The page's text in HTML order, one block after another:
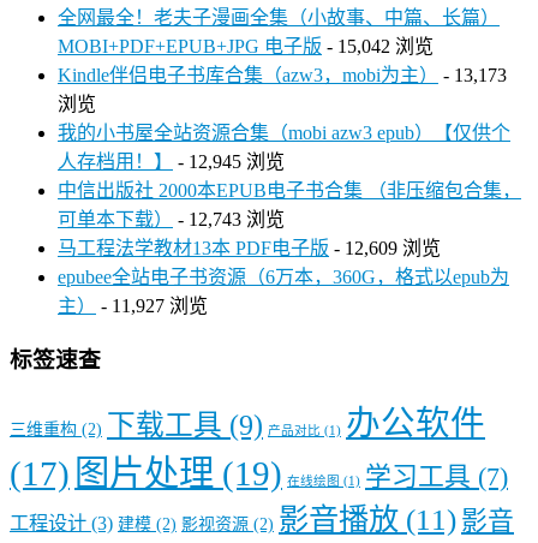
全网最全！老夫子漫画全集（小故事、中篇、长篇）
MOBI+PDF+EPUB+JPG 电子版 - 15,042 浏览
Kindle伴侣电子书库合集（azw3，mobi为主）
- 13,173
浏览
我的小书屋全站资源合集（mobi azw3 epub）【仅供个
人存档用！】
- 12,945 浏览
中信出版社 2000本EPUB电子书合集 （非压缩包合集，
可单本下载）
- 12,743 浏览
马工程法学教材13本 PDF电子版 - 12,609 浏览
epubee全站电子书资源（6万本，360G，格式以epub为
主）
- 11,927 浏览
标签速查
三维重构 (2) 下载工具 (9) 产品对比 (1) 办公软件
(17) 图片处理 (19) 在线绘图 (1) 学习工具 (7)
工程设计 (3) 建模 (2) 影视资源 (2) 影音播放 (11) 影音